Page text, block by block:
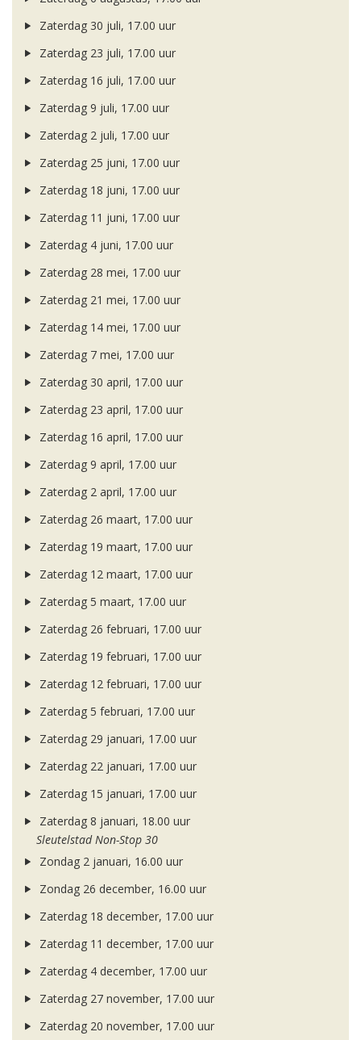
Zaterdag 30 juli, 17.00 uur
Zaterdag 23 juli, 17.00 uur
Zaterdag 16 juli, 17.00 uur
Zaterdag 9 juli, 17.00 uur
Zaterdag 2 juli, 17.00 uur
Zaterdag 25 juni, 17.00 uur
Zaterdag 18 juni, 17.00 uur
Zaterdag 11 juni, 17.00 uur
Zaterdag 4 juni, 17.00 uur
Zaterdag 28 mei, 17.00 uur
Zaterdag 21 mei, 17.00 uur
Zaterdag 14 mei, 17.00 uur
Zaterdag 7 mei, 17.00 uur
Zaterdag 30 april, 17.00 uur
Zaterdag 23 april, 17.00 uur
Zaterdag 16 april, 17.00 uur
Zaterdag 9 april, 17.00 uur
Zaterdag 2 april, 17.00 uur
Zaterdag 26 maart, 17.00 uur
Zaterdag 19 maart, 17.00 uur
Zaterdag 12 maart, 17.00 uur
Zaterdag 5 maart, 17.00 uur
Zaterdag 26 februari, 17.00 uur
Zaterdag 19 februari, 17.00 uur
Zaterdag 12 februari, 17.00 uur
Zaterdag 5 februari, 17.00 uur
Zaterdag 29 januari, 17.00 uur
Zaterdag 22 januari, 17.00 uur
Zaterdag 15 januari, 17.00 uur
Zaterdag 8 januari, 18.00 uur
Sleutelstad Non-Stop 30
Zondag 2 januari, 16.00 uur
Zondag 26 december, 16.00 uur
Zaterdag 18 december, 17.00 uur
Zaterdag 11 december, 17.00 uur
Zaterdag 4 december, 17.00 uur
Zaterdag 27 november, 17.00 uur
Zaterdag 20 november, 17.00 uur